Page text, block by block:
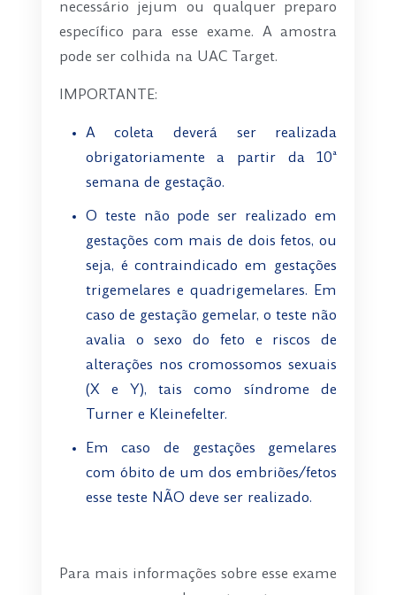
necessário jejum ou qualquer preparo
específico para esse exame. A amostra
pode ser colhida na UAC Target.
IMPORTANTE:
A coleta deverá ser realizada
obrigatoriamente a partir da 10ª
semana de gestação.
O teste não pode ser realizado em
gestações com mais de dois fetos, ou
seja, é contraindicado em gestações
trigemelares e quadrigemelares. Em
caso de gestação gemelar, o teste não
avalia o sexo do feto e riscos de
alterações nos cromossomos sexuais
(X e Y), tais como síndrome de
Turner e Kleinefelter.
Em caso de gestações gemelares
com óbito de um dos embriões/fetos
esse teste NÃO deve ser realizado.
Para mais informações sobre esse exame